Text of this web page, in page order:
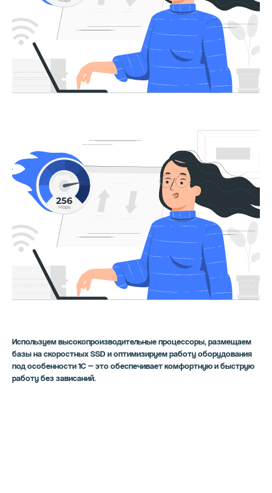
Используем высокопроизводительные процессоры, размещаем
базы на скоростных SSD и оптимизируем работу оборудования
под особенности 1С — это обеспечивает комфортную и быструю
работу без зависаний.